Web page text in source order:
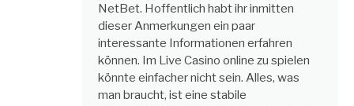
NetBet. Hoffentlich habt ihr inmitten
dieser Anmerkungen ein paar
interessante Informationen erfahren
können. Im Live Casino online zu spielen
könnte einfacher nicht sein. Alles, was
man braucht, ist eine stabile